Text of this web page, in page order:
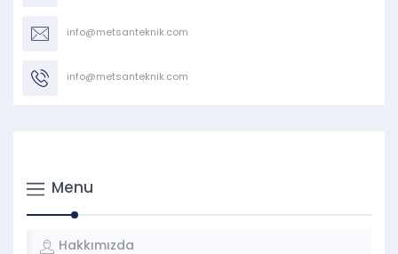
info@metsanteknik.com
info@metsanteknik.com
Menu
Hakkımızda